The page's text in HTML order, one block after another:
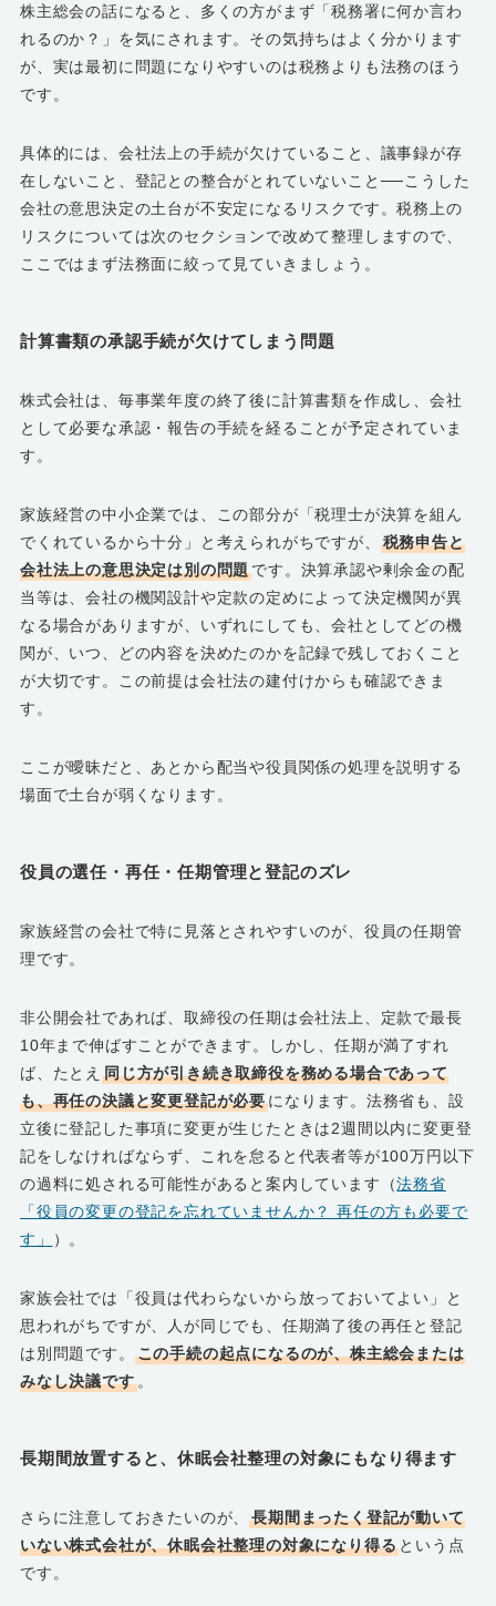
株主総会の話になると、多くの方がまず「税務署に何か言わ
れるのか？」を気にされます。その気持ちはよく分かります
が、実は最初に問題になりやすいのは税務よりも法務のほう
です。
具体的には、会社法上の手続が欠けていること、議事録が存
在しないこと、登記との整合がとれていないこと──こうした
会社の意思決定の土台が不安定になるリスクです。税務上の
リスクについては次のセクションで改めて整理しますので、
ここではまず法務面に絞って見ていきましょう。
計算書類の承認手続が欠けてしまう問題
株式会社は、毎事業年度の終了後に計算書類を作成し、会社
として必要な承認・報告の手続を経ることが予定されていま
す。
家族経営の中小企業では、この部分が「税理士が決算を組ん
でくれているから十分」と考えられがちですが、
税務申告と
会社法上の意思決定は別の問題です。決算承認や剰余金の配
当等は、会社の機関設計や定款の定めによって決定機関が異
なる場合がありますが、いずれにしても、会社としてどの機
関が、いつ、どの内容を決めたのかを記録で残しておくこと
が大切です。この前提は会社法の建付けからも確認できま
す。
ここが曖昧だと、あとから配当や役員関係の処理を説明する
場面で土台が弱くなります。
役員の選任・再任・任期管理と登記のズレ
家族経営の会社で特に見落とされやすいのが、役員の任期管
理です。
非公開会社であれば、取締役の任期は会社法上、定款で最長
10年まで伸ばすことができます。しかし、任期が満了すれ
ば、たとえ 同じ方が引き続き取締役を務める場合であって
も、再任の決議と変更登記が必要になります。法務省も、設
立後に登記した事項に変更が生じたときは2週間以内に変更登
記をしなければならず、これを怠ると代表者等が100万円以下
の過料に処される可能性があると案内しています（法務省
「役員の変更の登記を忘れていませんか？ 再任の方も必要で
す」
）。
家族会社では「役員は代わらないから放っておいてよい」と
思われがちですが、人が同じでも、任期満了後の再任と登記
は別問題です。
この手続の起点になるのが、株主総会または
みなし決議です。
長期間放置すると、休眠会社整理の対象にもなり得ます
さらに注意しておきたいのが、長期間まったく登記が動いて
いない株式会社が、休眠会社整理の対象になり得る という点
です。